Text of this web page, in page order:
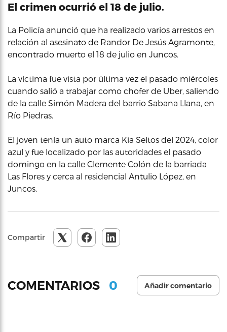
El crimen ocurrió el 18 de julio.
La Policía anunció que ha realizado varios arrestos en
relación al asesinato de Randor De Jesús Agramonte,
encontrado muerto el 18 de julio en Juncos.
La víctima fue vista por última vez el pasado miércoles
cuando salió a trabajar como chofer de Uber, saliendo
de la calle Simón Madera del barrio Sabana Llana, en
Río Piedras.
El joven tenía un auto marca Kia Seltos del 2024, color
azul y fue localizado por las autoridades el pasado
domingo en la calle Clemente Colón de la barriada
Las Flores y cerca al residencial Antulio López, en
Juncos.
Compartir
COMENTARIOS 0 Añadir comentario